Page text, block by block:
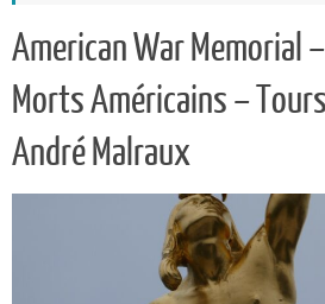
American War Memorial
Morts Américains –
André Malraux